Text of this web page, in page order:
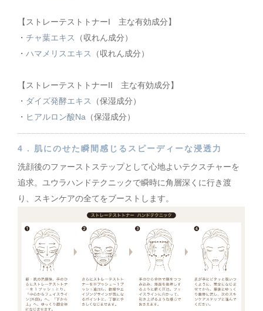
【ストレーテストトナーI 主な有効成分】
・ チャ葉エキス
（収れん成分）
・ハマメリスエキス （収れん成分）
【ストレーテストトナーII 主な有効成分】
・ ダイズ発酵エキス
（保湿成分）
・ ヒアルロン酸Na （保湿成分）
4 . 肌にのせた瞬間感じるスピーディーな浸透力
洗顔後のファーストステップとして心地よいテクスチャーを
追求。ユウラハンドテクニックで瞬時に角層深くに行き渡
り、スキンケアの全てをブーストします。